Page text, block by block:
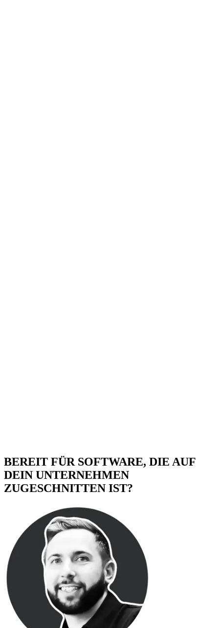
BEREIT FÜR SOFTWARE, DIE AUF
DEIN UNTERNEHMEN
ZUGESCHNITTEN IST?